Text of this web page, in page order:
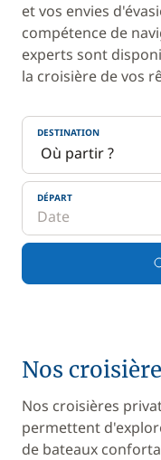
et vos envies
compétence de
experts sont
la croisière de vos
DESTINATION
DÉPART
Nos
Nos croisières
permettent
de bateaux